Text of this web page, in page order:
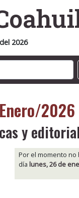
2026
2026
y
Por el momento no
día lunes, 26 de